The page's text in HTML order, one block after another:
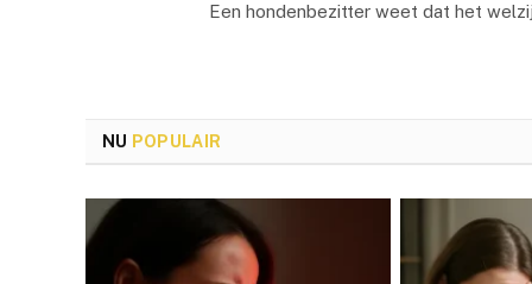
Een hondenbezitter weet dat het
NU POPULAIR